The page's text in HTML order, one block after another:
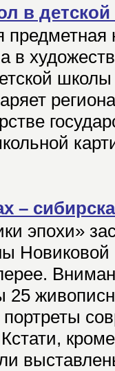
в
предметная
в
–
эпохи»
Новиковой
25